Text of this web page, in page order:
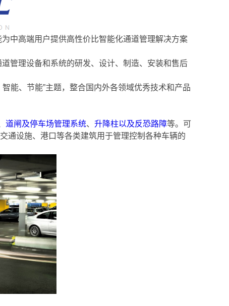
中高端用户提供高性价比智能化通道管理解决方案
管理设备和系统的研发、设计、制造、安装和售后
能、节能”主题，整合国内外各领域优秀技术和产品
道闸及停车场管理系统、 升降柱以及反恐路障等。可
通设施、港口等各类建筑用于管理控制各种车辆的